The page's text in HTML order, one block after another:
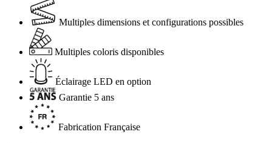
Multiples dimensions et configurations possibles
Multiples coloris disponibles
Éclairage LED en option
Garantie 5 ans
Fabrication Française